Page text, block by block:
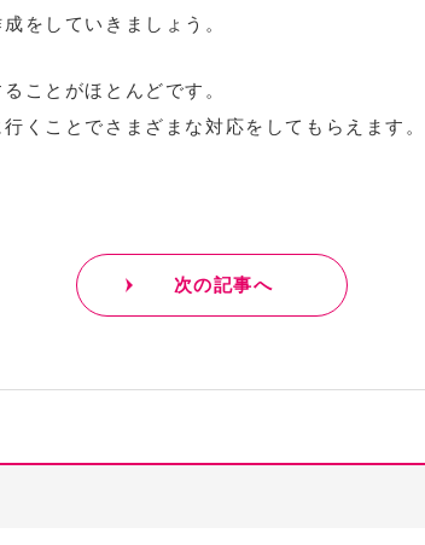
をしていきましょう。
ことがほとんどです。
くことでさまざまな対応をしてもらえます。
次の記事へ